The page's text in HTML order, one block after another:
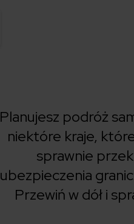
Planujesz podróż
niektóre kraje,
sprawnie
ubezpieczenia
Przewiń w dół i